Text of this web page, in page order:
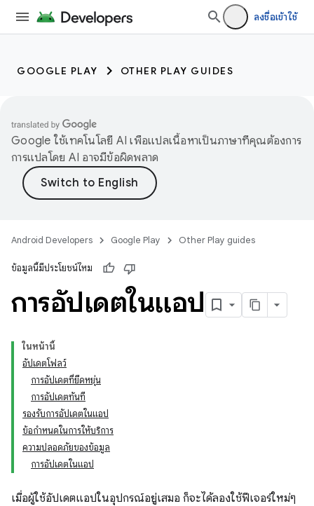
ลงชื่อเข้าใช้
GOOGLE PLAY OTHER PLAY GUIDES
Google ใช้เทคโนโลยี AI เพื่อแปลเนื้อหาเป็นภาษาที่คุณต้องการ
การแปลโดย AI อาจมีข้อผิดพลาด
Android Developers Google Play Other Play guides
ข้อมูลนี้มีประโยชน์ไหม
การอัปเดตในแอป
ในหน้านี้
อัปเดตโฟลว์
การอัปเดตที่ยืดหยุ่น
การอัปเดตทันที
รองรับการอัปเดตในแอป
ข้อกำหนดในการให้บริการ
ความปลอดภัยของข้อมูล
การอัปเดตในแอป
เมื่อผู้ใช้อัปเดตแอปในอุปกรณ์อยู่เสมอ ก็จะได้ลองใช้ฟีเจอร์ใหม่ๆ